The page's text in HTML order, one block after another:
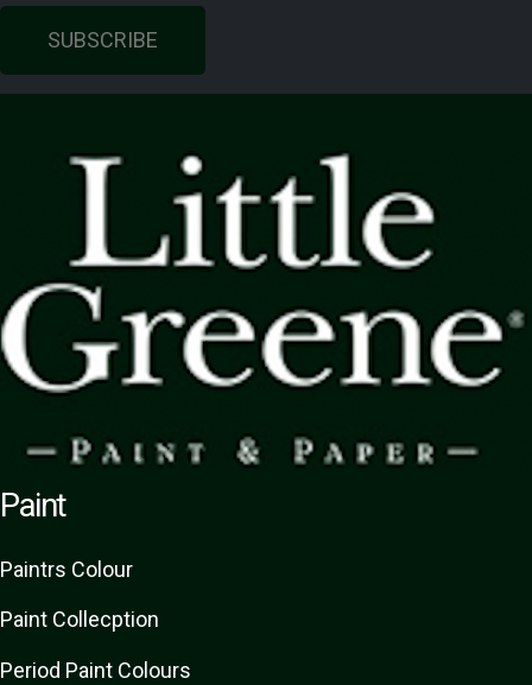
SUBSCRIBE
Paint
Paintrs Colour
Paint Collecption
Period Paint Colours